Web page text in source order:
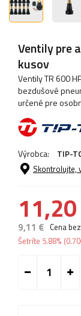
Ventily pre
kusov
Ventily TR 600
bezdušové
určené pre
Výrobca: TIP-
Skontrolujte,
9,11 € Cena
Šetríte 5.88% (0.70